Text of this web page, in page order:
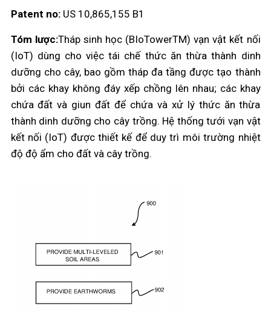
Patent no:US 10,865,155 B1
Tóm lược:Tháp sinh học (BIoTowerTM) vạn vật kết nối
(IoT) dùng cho việc tái chế thức ăn thừa thành dinh
dưỡng cho cây, bao gồm tháp đa tầng được tạo thành
bởi các khay không đáy xếp chồng lên nhau; các khay
chứa đất và giun đất để chứa và xử lý thức ăn thừa
thành dinh dưỡng cho cây trồng. Hệ thống tưới vạn vật
kết nối (IoT) được thiết kế để duy trì môi trường nhiệt
độ độ ẩm cho đất và cây trồng.